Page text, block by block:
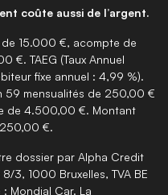
coûte aussi de l’argent.
15.000 €, acompte de
€. TAEG (Taux Annuel
fixe annuel : 4,99 %).
59 mensualités de 250,00 €
de 4.500,00 €. Montant
€.
dossier par Alpha Credit
3, 1000 Bruxelles, TVA BE
Mondial Car. La